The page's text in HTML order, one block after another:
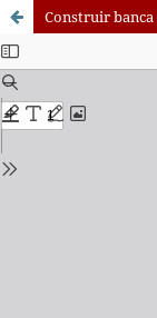
Construir